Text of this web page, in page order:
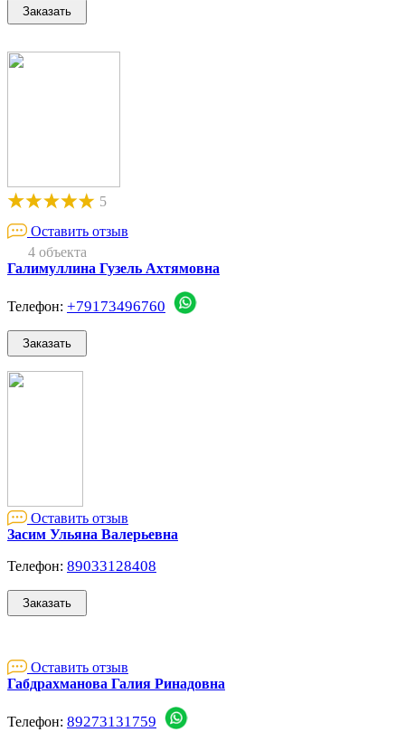
5
Оставить отзыв
4 объекта
Галимуллина Гузель Ахтямовна
Телефон: +79173496760
Оставить отзыв
Засим Ульяна Валерьевна
Телефон: 89033128408
Оставить отзыв
Габдрахманова Галия Ринадовна
Телефон: 89273131759